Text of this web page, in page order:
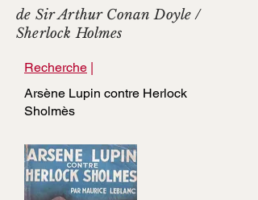
de Sir Arthur Conan Doyle /
Sherlock Holmes
Recherche |
Arsène Lupin contre Herlock
Sholmès